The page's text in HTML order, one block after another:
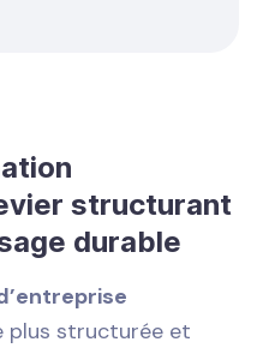
structurant
durable
plus structurée et